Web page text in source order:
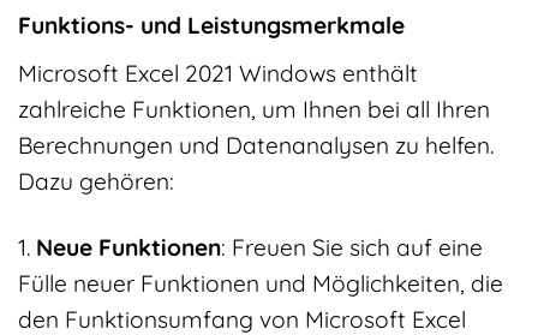
Funktions- und Leistungsmerkmale
Microsoft Excel 2021 Windows enthält
zahlreiche Funktionen, um Ihnen bei all Ihren
Berechnungen und Datenanalysen zu helfen.
Dazu gehören:
1. Neue Funktionen: Freuen Sie sich auf eine
Fülle neuer Funktionen und Möglichkeiten, die
den Funktionsumfang von Microsoft Excel